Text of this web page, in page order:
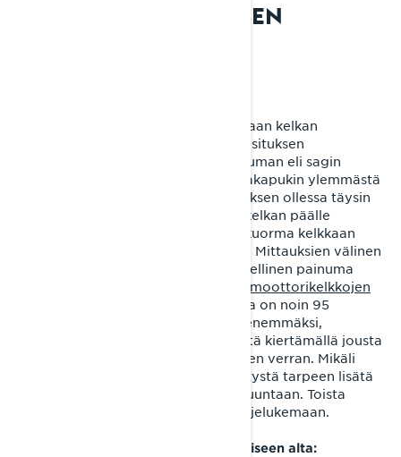
PPS³-TAKAJOUSITUKSEN
Telaston takapukin jousella vaikutetaan kelkan
ajokorkeuteen, kulkuasentoon ja jousituksen
kantavuuteen. Takajousituksen painuman eli sagin
mittaamiseksi otetaan ensin mitta takapukin ylemmästä
kiinnityspultista maahan takajousituksen ollessa täysin
auki. Tämän jälkeen kuljettaja istuu kelkan päälle
ajovarusteet yllään ja mahdollinen kuorma kelkkaan
kiinnitettynä uutta mittausta varten. Mittauksien välinen
erotus on yhtä kuin painuma. Ihanteellinen painuma
Adventure-moottorikelkkojen
käyttämässä PPS³ -takajousituksessa on noin 95
millimetriä. Jos painuma jää tätä pienemmäksi,
vähennetään takajousen esijännitystä kiertämällä jousta
aluksi yhden säätömutterin kierroksen verran. Mikäli
painumaa on enemmän, on esijännitystä tarpeen lisätä
kiertämällä säätömutteria toiseen suuntaan. Toista
mittaus, kunnes painuma asettuu ohjelukemaan.
Katso ohjevideo painuman mittaamiseen alta: